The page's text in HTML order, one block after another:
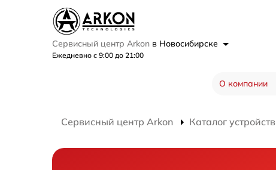
Сервисный центр Arkon в Новосибирске
Ежедневно с 9:00 до 21:00
О компании
Сервисный центр Arkon Каталог устройств